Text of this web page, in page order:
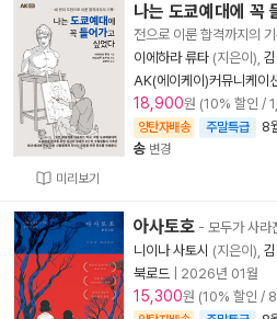
미리보기
나는 도쿄예대에 꼭
전으로 이룬 합격까지의
이에하라 류타 (지은이),
AK(에이케이)커뮤니케이
18,900원 (10% 할인 /
양탄자배송 주말특급 8
송 변경
아사토호 - 모두가 사라
니이나 사토시 (지은이),
북로드
2026년 01월
15,300원 (10% 할인 /